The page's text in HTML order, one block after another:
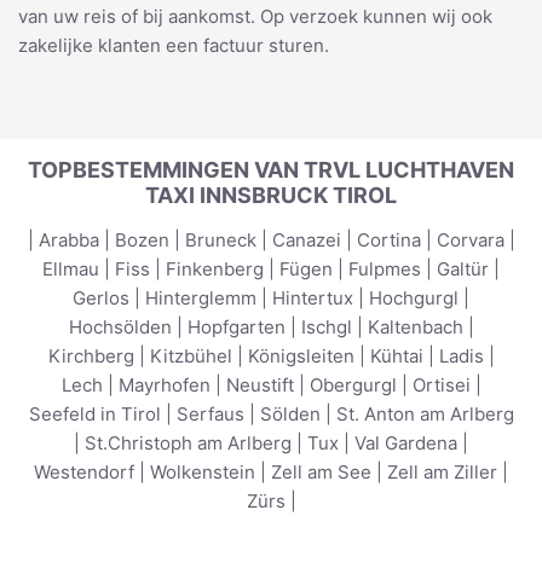
van uw reis of bij aankomst. Op verzoek kunnen wij ook
zakelijke klanten een factuur sturen.
TOPBESTEMMINGEN VAN TRVL LUCHTHAVEN
TAXI INNSBRUCK TIROL
Arabba Bozen Bruneck Canazei Cortina Corvara
Ellmau
Fiss Finkenberg Fügen Fulpmes Galtür
Gerlos
Hinterglemm Hintertux Hochgurgl
Hochsölden
Hopfgarten Ischgl Kaltenbach
Kirchberg
Kitzbühel Königsleiten Kühtai Ladis
Lech
Mayrhofen Neustift Obergurgl Ortisei
Seefeld in Tirol
Serfaus Sölden
St. Anton am Arlberg
St.Christoph am Arlberg Tux Val Gardena
Westendorf
Wolkenstein Zell am See Zell am Ziller
Zürs